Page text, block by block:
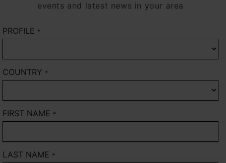
events and latest news in your area
PROFILE *
COUNTRY *
FIRST NAME *
LAST NAME *